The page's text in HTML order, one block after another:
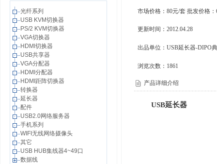
光纤系列
USB KVM切换器
PS/2 KVM切换器
VGA切换器
HDMI切换器
USB共享器
VGA分配器
HDMI分配器
HDMI距阵切换器
转换器
延长器
配件
USB2.0网络服务器
手机系列
WIFI无线网络摄像头
其它
USB HUB集线器4~49口
数据线
市场价格：80元/套 批发价格：
更新时间：2012.04.28
出品单位：USB延长器-DIPO
浏览次数： 1861
产品详细介绍
USB延长器